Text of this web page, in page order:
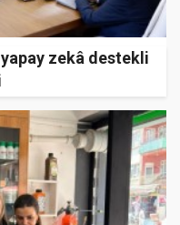
zekâ destekli